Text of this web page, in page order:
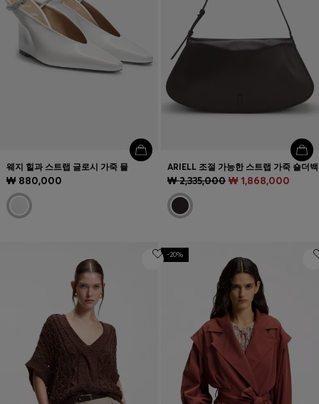
웨지 힐과 스트랩 글로시 가죽 뮬
₩ 880,000
ARIELL 조절 가능한 스트랩 가죽 숄더백
₩ 2,335,000 ₩ 1,868,000
-20%